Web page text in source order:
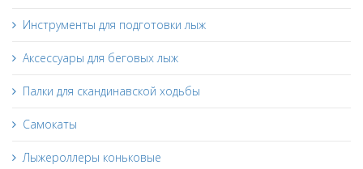
Инструменты для подготовки лыж
Аксессуары для беговых лыж
Палки для скандинавской ходьбы
Самокаты
Лыжероллеры коньковые